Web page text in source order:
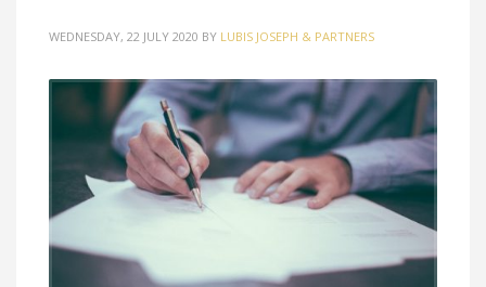
WEDNESDAY, 22 JULY 2020 BY LUBIS JOSEPH & PARTNERS